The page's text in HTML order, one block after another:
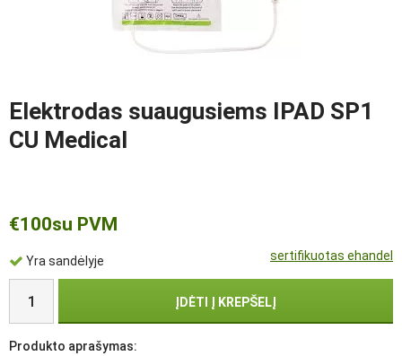
Elektrodas suaugusiems IPAD SP1
CU Medical
sertifikuotas ehandel
€100su PVM
Yra sandėlyje
ĮDĖTI Į KREPŠELĮ
Produkto aprašymas: